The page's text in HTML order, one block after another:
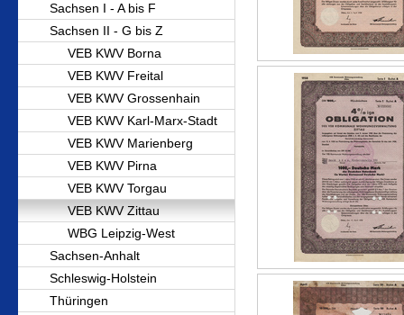
Sachsen I - A bis F
Sachsen II - G bis Z
VEB KWV Borna
VEB KWV Freital
VEB KWV Grossenhain
VEB KWV Karl-Marx-Stadt
VEB KWV Marienberg
VEB KWV Pirna
VEB KWV Torgau
VEB KWV Zittau
WBG Leipzig-West
Sachsen-Anhalt
Schleswig-Holstein
Thüringen